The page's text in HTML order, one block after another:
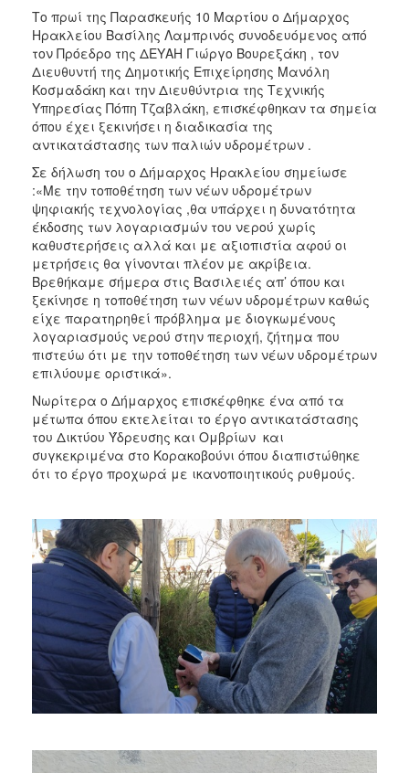
Το πρωί της Παρασκευής 10 Μαρτίου ο Δήμαρχος
Ηρακλείου Βασίλης Λαμπρινός συνοδευόμενος από
τον Πρόεδρο της ΔΕΥΑΗ Γιώργο Βουρεξάκη , τον
Διευθυντή της Δημοτικής Επιχείρησης Μανόλη
Κοσμαδάκη και την Διευθύντρια της Τεχνικής
Υπηρεσίας Πόπη Τζαβλάκη, επισκέφθηκαν τα σημεία
όπου έχει ξεκινήσει η διαδικασία της
αντικατάστασης των παλιών υδρομέτρων .
Σε δήλωση του ο Δήμαρχος Ηρακλείου σημείωσε
:«Με την τοποθέτηση των νέων υδρομέτρων
ψηφιακής τεχνολογίας ,θα υπάρχει η δυνατότητα
έκδοσης των λογαριασμών του νερού χωρίς
καθυστερήσεις αλλά και με αξιοπιστία αφού οι
μετρήσεις θα γίνονται πλέον με ακρίβεια.
Βρεθήκαμε σήμερα στις Βασιλειές απ’ όπου και
ξεκίνησε η τοποθέτηση των νέων υδρομέτρων καθώς
είχε παρατηρηθεί πρόβλημα με διογκωμένους
λογαριασμούς νερού στην περιοχή, ζήτημα που
πιστεύω ότι με την τοποθέτηση των νέων υδρομέτρων
επιλύουμε οριστικά».
Νωρίτερα ο Δήμαρχος επισκέφθηκε ένα από τα
μέτωπα όπου εκτελείται το έργο αντικατάστασης
του Δικτύου Ύδρευσης και Ομβρίων και
συγκεκριμένα στο Κορακοβούνι όπου διαπιστώθηκε
ότι το έργο προχωρά με ικανοποιητικούς ρυθμούς.